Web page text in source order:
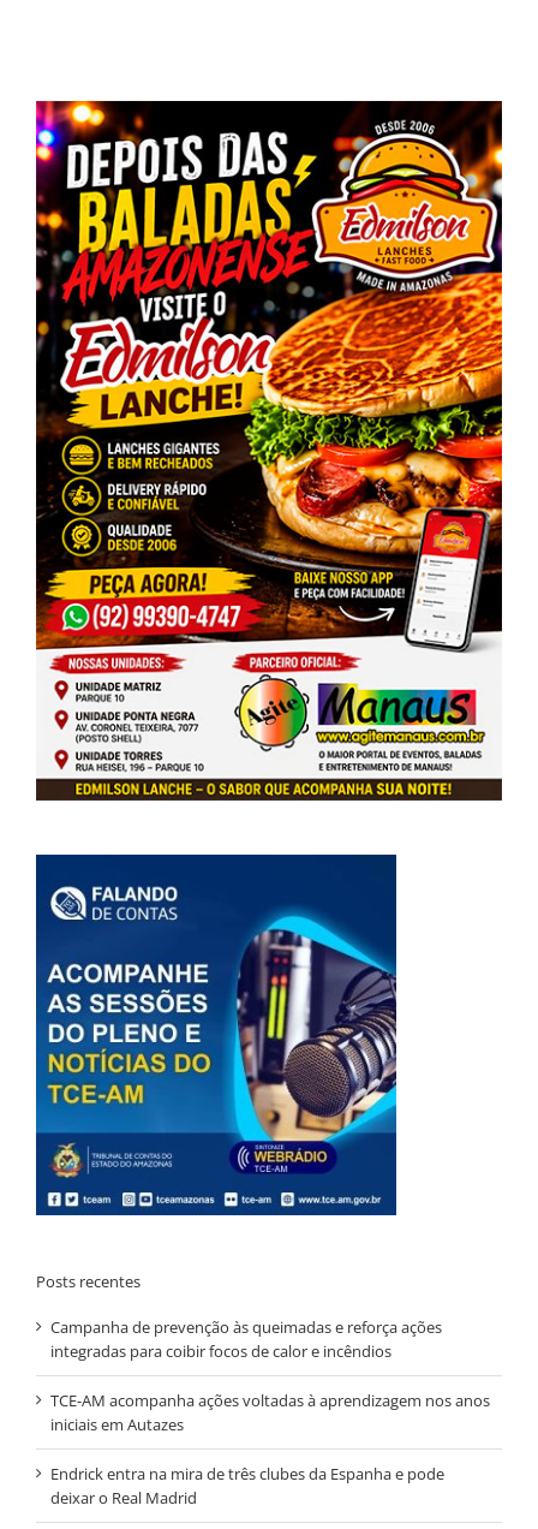
Posts recentes
Campanha de prevenção às queimadas e reforça ações
integradas para coibir focos de calor e incêndios
TCE-AM acompanha ações voltadas à aprendizagem nos anos
iniciais em Autazes
Endrick entra na mira de três clubes da Espanha e pode
deixar o Real Madrid